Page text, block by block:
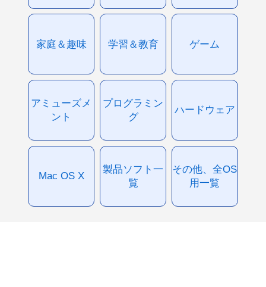
家庭＆趣味 学習＆教育 ゲーム
アミューズメ
ント
プログラミン
グ
ハードウェア
Mac OS X
製品ソフト一
覧
その他、全OS
用一覧